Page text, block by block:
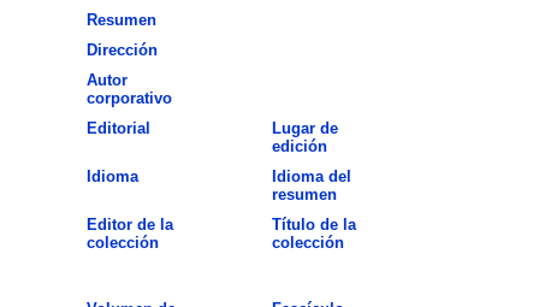
Resumen
Dirección
Autor
corporativo
Editorial
Lugar de
edición
Idioma
Idioma del
resumen
Editor de la
colección
Título de la
colección